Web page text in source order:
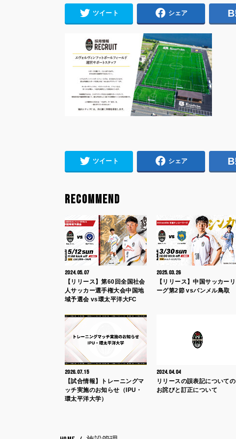
ツイート シェア
ツイート シェア
RECOMMEND
2024.05.07
【リリース】第60回全国社会
人サッカー選手権大会中国地
域予選会 vs環太平洋大FC
2025.03.26
【リリース】中国サッカーリ
ーグ第2節 vsバンメル鳥取
2026.07.15
【試合情報】トレーニングマ
ッチ実施のお知らせ（IPU・
環太平洋大学）
2024.04.04
リリースの誤表記についての
お詫びと訂正について